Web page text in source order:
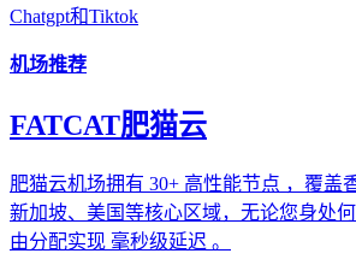
Chatgpt和Tiktok
机场推荐
FATCAT肥猫云
肥猫云机场拥有 30+ 高性能节点 ，覆盖
新加坡、美国等核心区域，无论您身处
由分配实现 毫秒级延迟 。